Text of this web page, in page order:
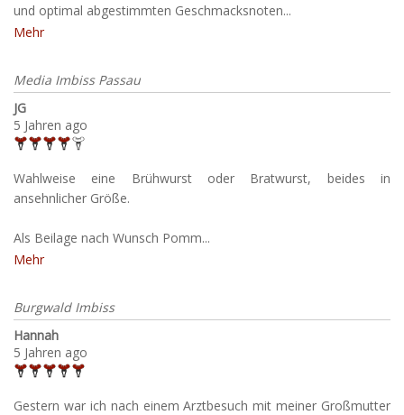
und optimal abgestimmten Geschmacksnoten...
Mehr
Media Imbiss Passau
JG
5 Jahren ago
Wahlweise eine Brühwurst oder Bratwurst, beides in
ansehnlicher Größe.
Als Beilage nach Wunsch Pomm...
Mehr
Burgwald Imbiss
Hannah
5 Jahren ago
Gestern war ich nach einem Arztbesuch mit meiner Großmutter